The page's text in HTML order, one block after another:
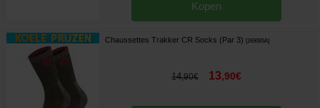
Kopen
Chaussettes Trakker CR Socks (Par 3) 269085A]
14,90€ 13,90€